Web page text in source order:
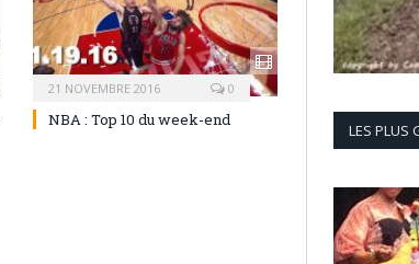
21 NOVEMBRE 2016 0
NBA : Top 10 du week-end
LES PLUS